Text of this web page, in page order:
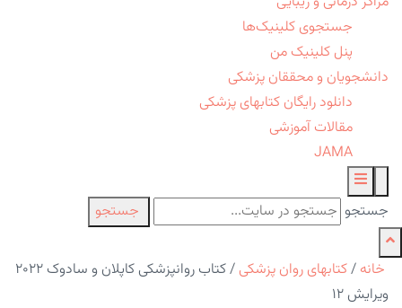
جستجوی کلینیک‌ها
پنل کلینیک من
دانشجویان و محققان پزشکی
دانلود رایگان کتابهای پزشکی
مقالات آموزشی
JAMA
جستجو جستجو
خانه /کتابهای روان پزشکی /
کتاب روانپزشکی کاپلان و سادوک ۲۰۲۲
ویرایش ۱۲